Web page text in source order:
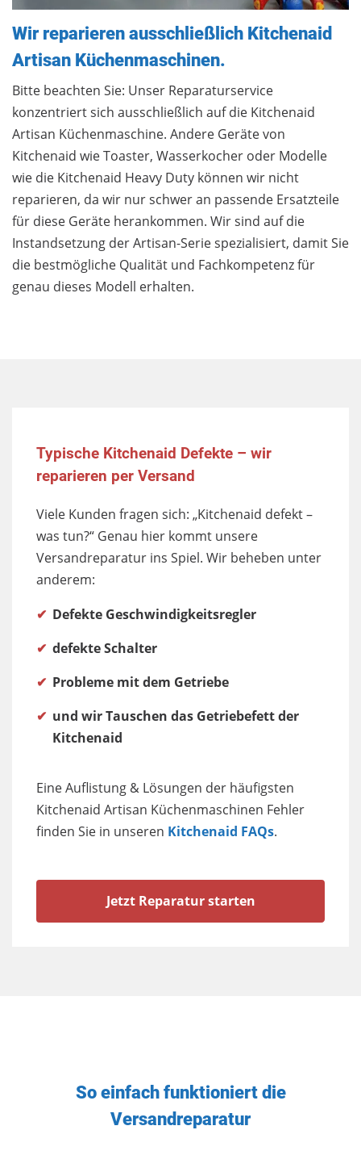
Wir reparieren ausschließlich Kitchenaid
Artisan Küchenmaschinen.
Bitte beachten Sie: Unser Reparaturservice
konzentriert sich ausschließlich auf die Kitchenaid
Artisan Küchenmaschine. Andere Geräte von
Kitchenaid wie Toaster, Wasserkocher oder Modelle
wie die Kitchenaid Heavy Duty können wir nicht
reparieren, da wir nur schwer an passende Ersatzteile
für diese Geräte herankommen. Wir sind auf die
Instandsetzung der Artisan-Serie spezialisiert, damit Sie
die bestmögliche Qualität und Fachkompetenz für
genau dieses Modell erhalten.
Typische Kitchenaid Defekte – wir
reparieren per Versand
Viele Kunden fragen sich: „Kitchenaid defekt –
was tun?“ Genau hier kommt unsere
Versandreparatur ins Spiel. Wir beheben unter
anderem:
Defekte Geschwindigkeitsregler
defekte Schalter
Probleme mit dem Getriebe
und wir Tauschen das Getriebefett der
Kitchenaid
Eine Auflistung & Lösungen der häufigsten
Kitchenaid Artisan Küchenmaschinen Fehler
finden Sie in unseren Kitchenaid FAQs.
Jetzt Reparatur starten
So einfach funktioniert die
Versandreparatur